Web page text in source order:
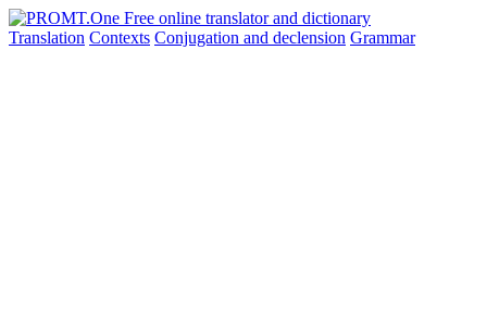
Translation Contexts Conjugation and declension Grammar